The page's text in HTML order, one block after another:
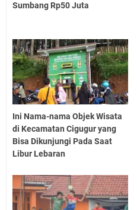
Sumbang Rp50 Juta
Ini Nama-nama Objek Wisata
di Kecamatan Cigugur yang
Bisa Dikunjungi Pada Saat
Libur Lebaran